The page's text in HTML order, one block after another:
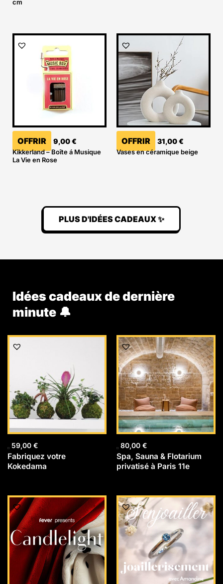
cm
OFFRIR 9,00€
Kikkerland – Boîte á Musique
La Vie en Rose
OFFRIR 31,00€
Vases en céramique beige
PLUS D'IDÉES CADEAUX ✨
Idées cadeaux de dernière
minute 🔔
59,00 €
Fabriquez votre
Kokedama
80,00 €
Spa, Sauna & Flotarium
privatisé à Paris 11e